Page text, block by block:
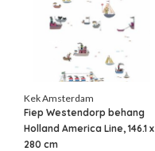
Kek Amsterdam
Fiep Westendorp behang
Holland America Line, 146.1 x
280 cm